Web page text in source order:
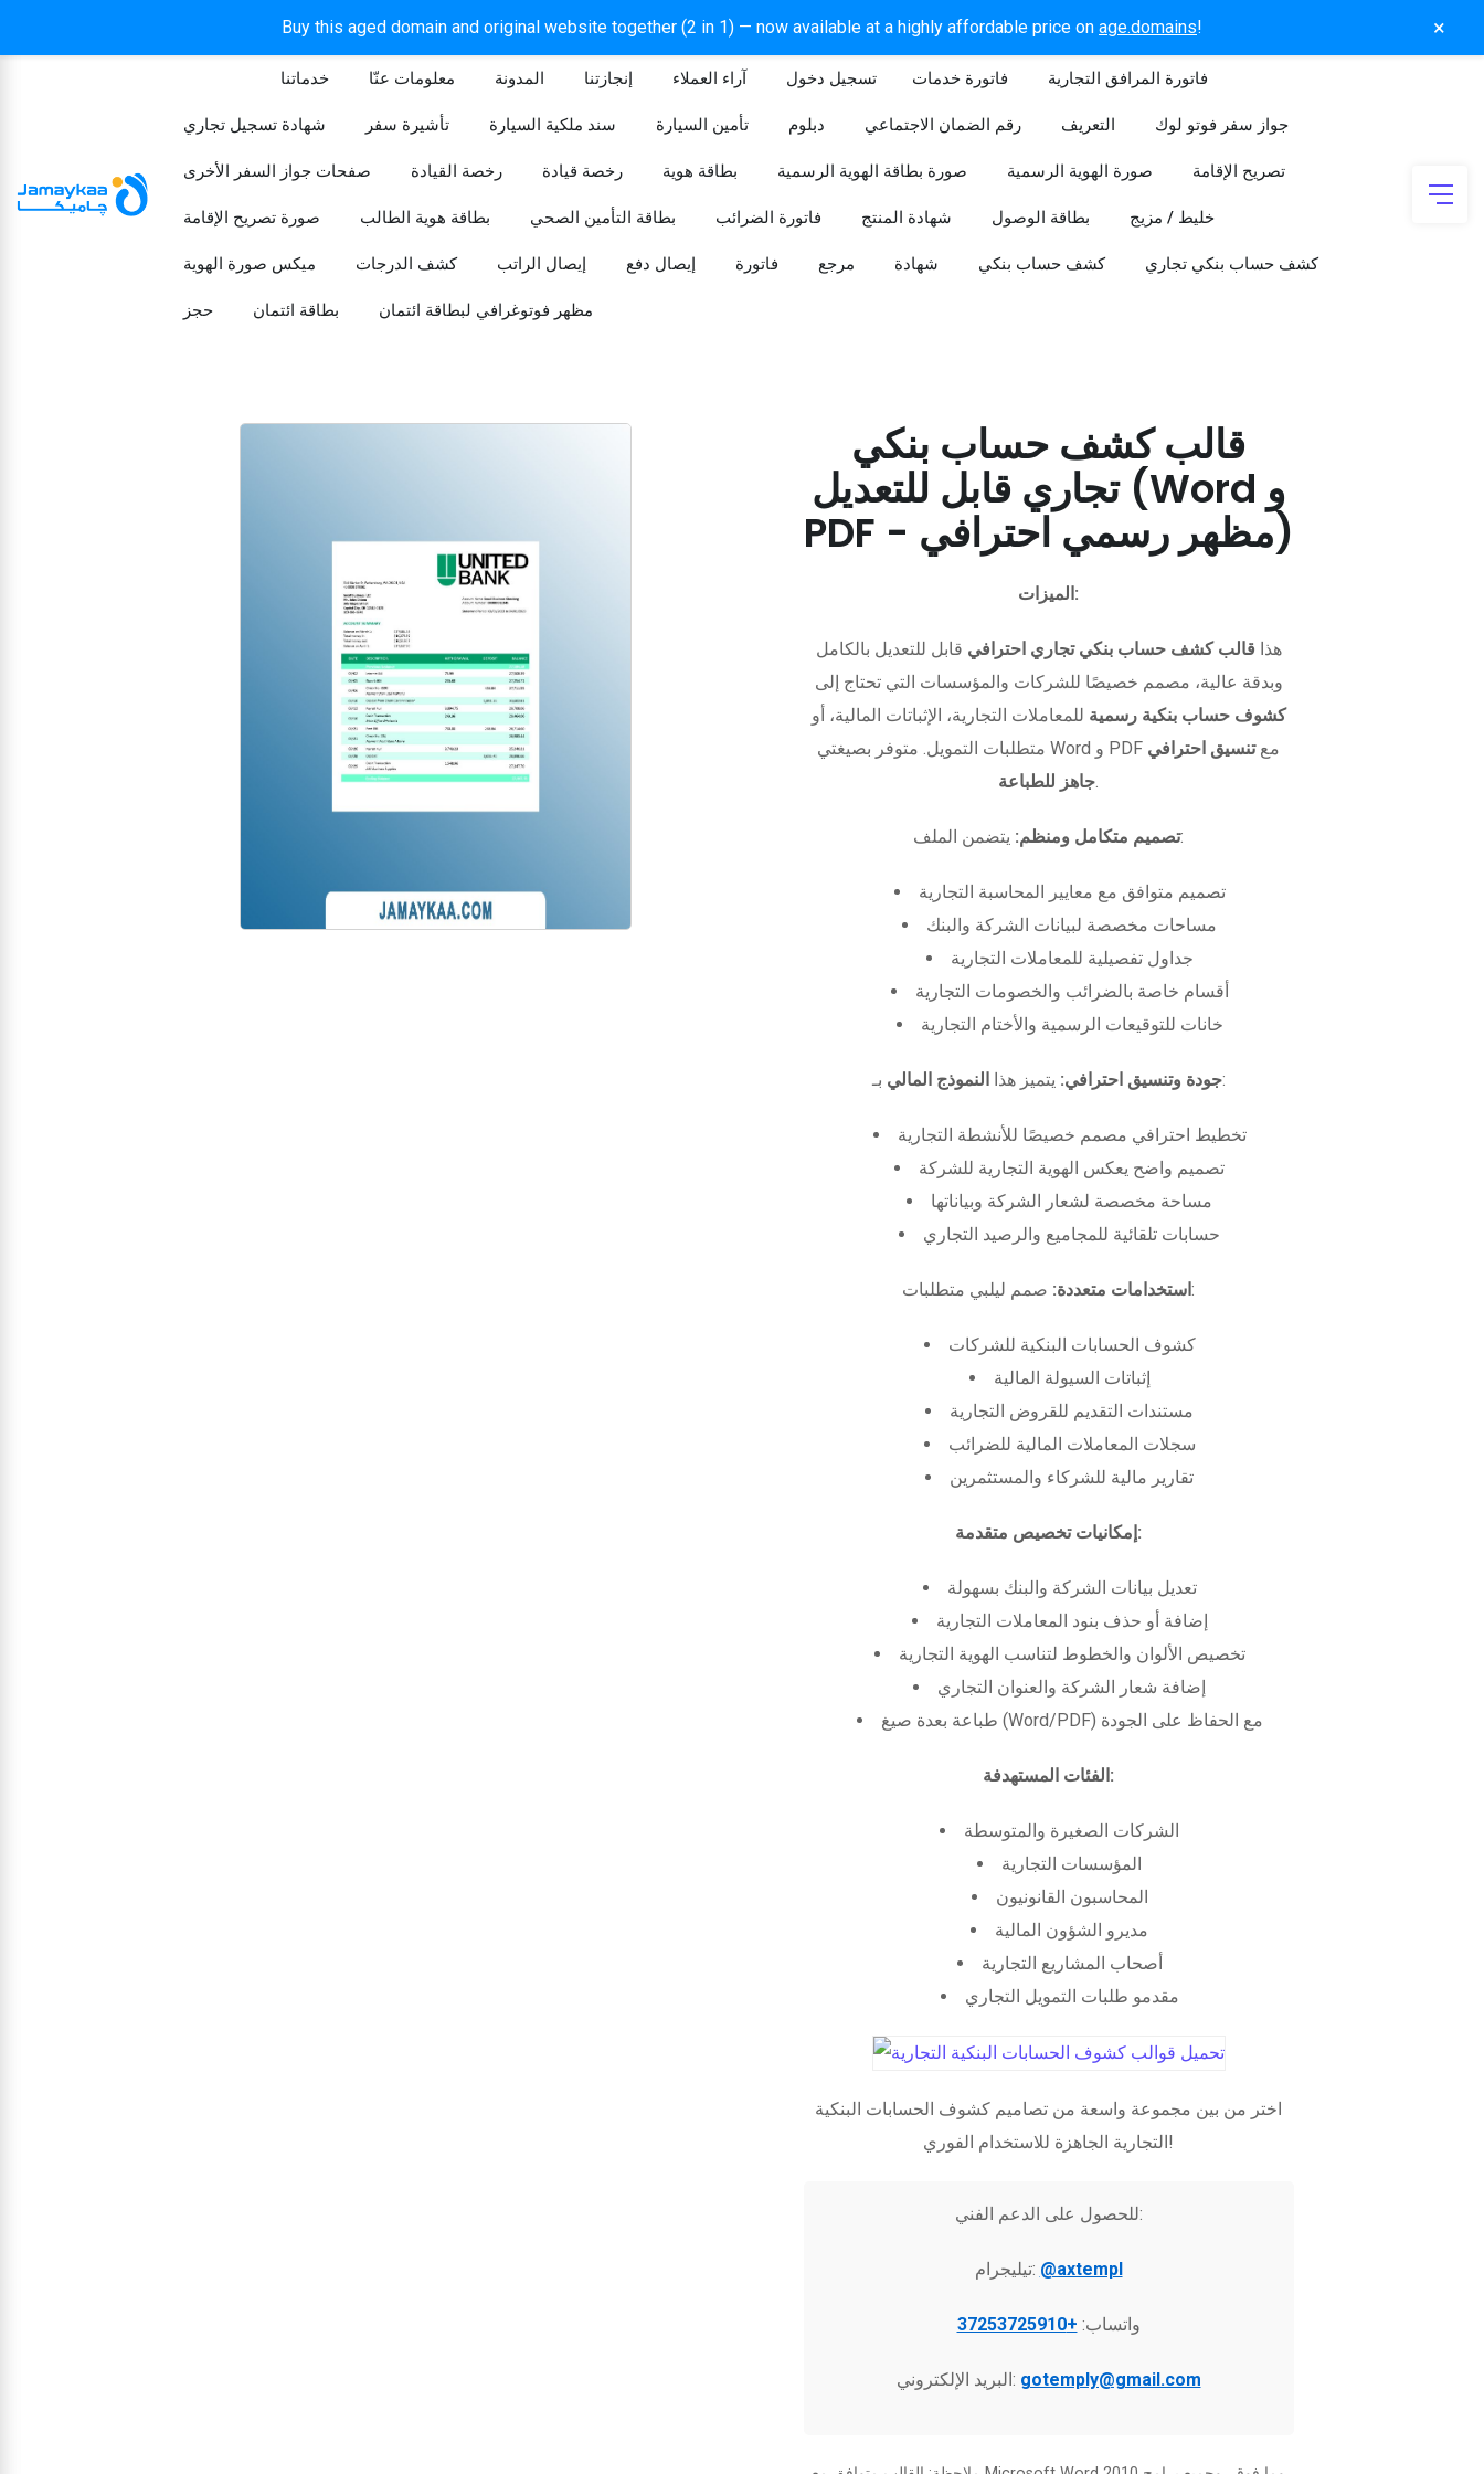
Buy this aged domain and original website together (2 in 1) — now available at a highly affordable price on age.domains! ×
خدماتنا معلومات عنّا المدونة إنجازتنا آراء العملاء تسجيل دخول​ فاتورة خدمات فاتورة المرافق التجارية
شهادة تسجيل تجاري تأشيرة سفر سند ملكية السيارة تأمين السيارة دبلوم رقم الضمان الاجتماعي التعريف جواز سفر فوتو لوك
صفحات جواز السفر الأخرى رخصة القيادة رخصة قيادة بطاقة هوية صورة بطاقة الهوية الرسمية صورة الهوية الرسمية تصريح الإقامة
صورة تصريح الإقامة بطاقة هوية الطالب بطاقة التأمين الصحي فاتورة الضرائب شهادة المنتج بطاقة الوصول خليط / مزيج
ميكس صورة الهوية كشف الدرجات إيصال الراتب إيصال دفع فاتورة مرجع شهادة كشف حساب بنكي كشف حساب بنكي تجاري
حجز بطاقة ائتمان مظهر فوتوغرافي لبطاقة ائتمان
قالب كشف حساب بنكي
تجاري قابل للتعديل (Word و
PDF - مظهر رسمي احترافي)
الميزات:
هذا قالب كشف حساب بنكي تجاري احترافي قابل للتعديل بالكامل
وبدقة عالية، مصمم خصيصًا للشركات والمؤسسات التي تحتاج إلى
كشوف حساب بنكية رسمية للمعاملات التجارية، الإثباتات المالية، أو
متطلبات التمويل. متوفر بصيغتي Word و PDF معتنسيق احترافي
جاهز للطباعة.
تصميم متكامل ومنظم:يتضمن الملف:
تصميم متوافق مع معايير المحاسبة التجارية
مساحات مخصصة لبيانات الشركة والبنك
جداول تفصيلية للمعاملات التجارية
أقسام خاصة بالضرائب والخصومات التجارية
خانات للتوقيعات الرسمية والأختام التجارية
جودة وتنسيق احترافي: يتميز هذا النموذج المالي بـ:
تخطيط احترافي مصمم خصيصًا للأنشطة التجارية
تصميم واضح يعكس الهوية التجارية للشركة
مساحة مخصصة لشعار الشركة وبياناتها
حسابات تلقائية للمجاميع والرصيد التجاري
استخدامات متعددة:صمم ليلبي متطلبات:
كشوف الحسابات البنكية للشركات
إثباتات السيولة المالية
مستندات التقديم للقروض التجارية
سجلات المعاملات المالية للضرائب
تقارير مالية للشركاء والمستثمرين
إمكانيات تخصيص متقدمة:
تعديل بيانات الشركة والبنك بسهولة
إضافة أو حذف بنود المعاملات التجارية
تخصيص الألوان والخطوط لتناسب الهوية التجارية
إضافة شعار الشركة والعنوان التجاري
طباعة بعدة صيغ (Word/PDF) مع الحفاظ على الجودة
الفئات المستهدفة:
الشركات الصغيرة والمتوسطة
المؤسسات التجارية
المحاسبون القانونيون
مديرو الشؤون المالية
أصحاب المشاريع التجارية
مقدمو طلبات التمويل التجاري
اختر من بين مجموعة واسعة من تصاميم كشوف الحسابات البنكية
التجارية الجاهزة للاستخدام الفوري!
للحصول على الدعم الفني:
تيليجرام: @axtempl
واتساب: +37253725910
البريد الإلكتروني: gotemply@gmail.com